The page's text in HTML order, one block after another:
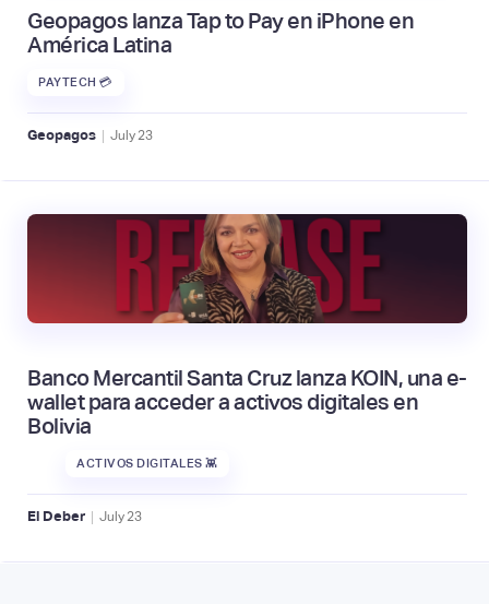
Geopagos lanza Tap to Pay en iPhone en
América Latina
PAYTECH 💳
Geopagos | July 23
Banco Mercantil Santa Cruz lanza KOIN, una e-
wallet para acceder a activos digitales en
Bolivia
ACTIVOS DIGITALES 👾
El Deber | July 23